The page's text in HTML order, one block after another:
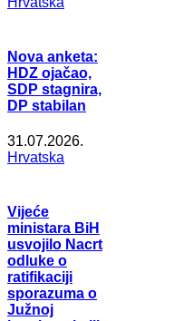
Nova anketa:
HDZ ojačao,
SDP stagnira,
DP stabilan
31.07.2026.
Hrvatska
Vijeće
ministara BiH
usvojilo Nacrt
odluke o
ratifikaciji
sporazuma o
Južnoj